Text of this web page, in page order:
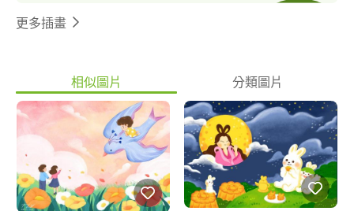
更多插畫
相似圖片 分類圖片